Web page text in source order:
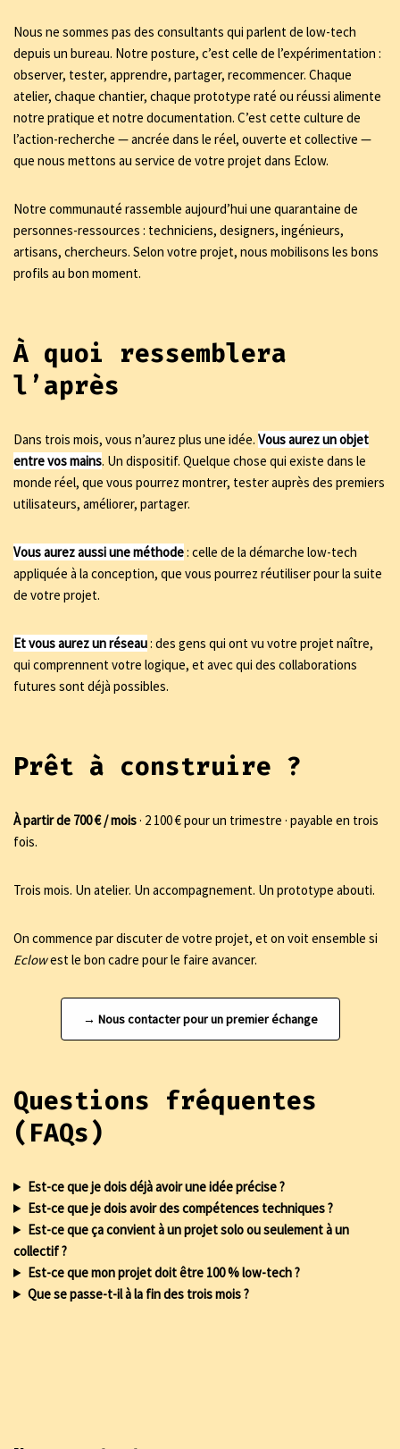
Nous ne sommes pas des consultants qui parlent de low-tech
depuis un bureau. Notre posture, c’est celle de l’expérimentation :
observer, tester, apprendre, partager, recommencer. Chaque
atelier, chaque chantier, chaque prototype raté ou réussi alimente
notre pratique et notre documentation. C’est cette culture de
l’action-recherche — ancrée dans le réel, ouverte et collective —
que nous mettons au service de votre projet dans Eclow.
Notre communauté rassemble aujourd’hui une quarantaine de
personnes-ressources : techniciens, designers, ingénieurs,
artisans, chercheurs. Selon votre projet, nous mobilisons les bons
profils au bon moment.
À quoi ressemblera
l’après
Dans trois mois, vous n’aurez plus une idée. Vous aurez un objet
entre vos mains. Un dispositif. Quelque chose qui existe dans le
monde réel, que vous pourrez montrer, tester auprès des premiers
utilisateurs, améliorer, partager.
Vous aurez aussi une méthode: celle de la démarche low-tech
appliquée à la conception, que vous pourrez réutiliser pour la suite
de votre projet.
Et vous aurez un réseau: des gens qui ont vu votre projet naître,
qui comprennent votre logique, et avec qui des collaborations
futures sont déjà possibles.
Prêt à construire ?
À partir de 700 € / mois· 2 100 € pour un trimestre · payable en trois
fois.
Trois mois. Un atelier. Un accompagnement. Un prototype abouti.
On commence par discuter de votre projet, et on voit ensemble si
Eclowest le bon cadre pour le faire avancer.
→ Nous contacter pour un premier échange
Questions fréquentes
(FAQs)
Est-ce que je dois déjà avoir une idée précise ?
Est-ce que je dois avoir des compétences techniques ?
Est-ce que ça convient à un projet solo ou seulement à un
collectif ?
Est-ce que mon projet doit être 100 % low-tech ?
Que se passe-t-il à la fin des trois mois ?